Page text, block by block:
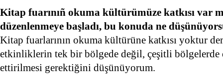
Kitap fuarınıñ okuma kültürümüze katkısı var
düzenlenmeye başladı, bu konuda ne
Kitap fuarlarının okuma kültürüne katkısı yoktur
etkinliklerin tek bir bölgede değil, çeşitli bölgelerde
ettirilmesi gerektiğini düşünüyorum.